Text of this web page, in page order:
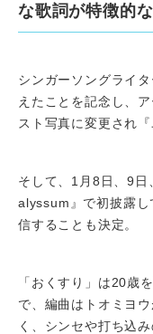
な歌詞が特徴的
シンガーソングライ
えたことを記念し、
スト写真に変更され
そして、1月8日、9
alyssum』で初披露
信することも決定。
「おくすり」は20歳
で、編曲はトオミヨ
く、シンセや打ち込